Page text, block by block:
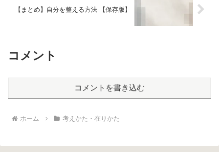
【まとめ】自分を整える方法 【保存版】
コメント
コメントを書き込む
ホーム 考えかた・在りかた